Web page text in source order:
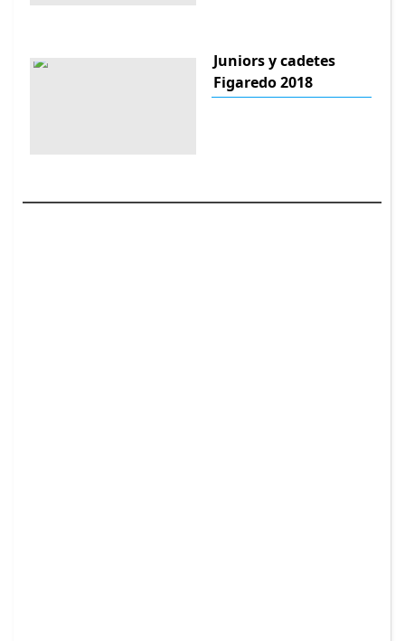
Juniors y cadetes
Figaredo 2018